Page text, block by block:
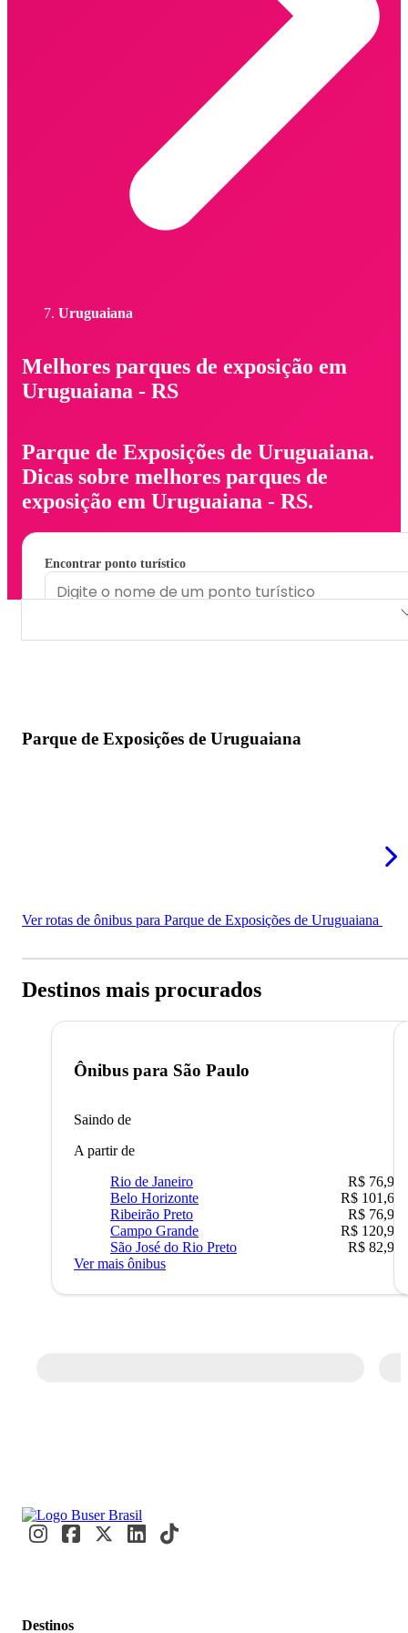
Uruguaiana
Melhores parques de exposição em
Uruguaiana - RS
Parque de Exposições de Uruguaiana.
Dicas sobre melhores parques de
exposição em Uruguaiana - RS.
Encontrar ponto turístico
Parque de Exposições de Uruguaiana
Ver rotas de ônibus para Parque de Exposições de Uruguaiana
Destinos mais procurados
Ônibus para São Paulo
Saindo de
A partir de
Rio de Janeiro
R$ 76,90
Belo Horizonte
R$ 101,67
Ribeirão Preto
R$ 76,90
Campo Grande
R$ 120,90
São José do Rio Preto
R$ 82,90
Ver mais ônibus
Destinos